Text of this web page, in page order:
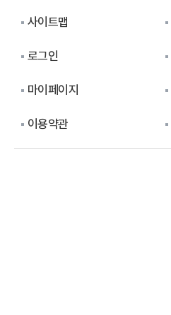
사이트맵
로그인
마이페이지
이용약관